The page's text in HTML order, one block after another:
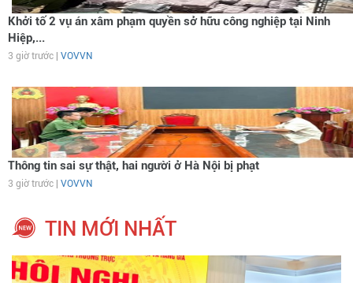
Khởi tố 2 vụ án xâm phạm quyền sở hữu công nghiệp tại Ninh
Hiệp,...
3 giờ trước | VOVVN
Thông tin sai sự thật, hai người ở Hà Nội bị phạt
3 giờ trước | VOVVN
TIN MỚI NHẤT